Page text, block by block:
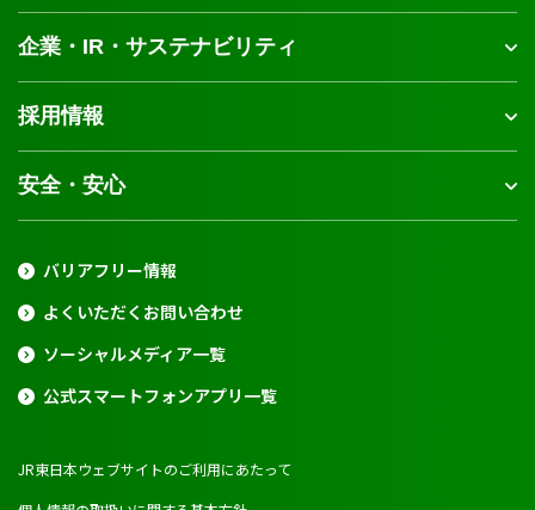
企業・IR・サステナビリティ
採用情報
安全・安心
バリアフリー情報
よくいただくお問い合わせ
ソーシャルメディア一覧
公式スマートフォンアプリ一覧
JR東日本ウェブサイトのご利用にあたって